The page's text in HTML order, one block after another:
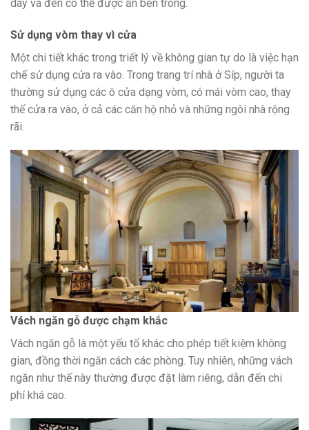
dây và đèn có thể được ẩn bên trong.
Sử dụng vòm thay vì cửa
Một chi tiết khác trong triết lý về không gian tự do là việc hạn
chế sử dụng cửa ra vào. Trong trang trí nhà ở Síp, người ta
thường sử dụng các ô cửa dạng vòm, có mái vòm cao, thay
thế cửa ra vào, ở cả các căn hộ nhỏ và những ngôi nhà rộng
rãi.
Vách ngăn gỗ được chạm khắc
Vách ngăn gỗ là một yếu tố khác cho phép tiết kiệm không
gian, đồng thời ngăn cách các phòng. Tuy nhiên, những vách
ngăn như thế này thường được đặt làm riêng, dẫn đến chi
phí khá cao.